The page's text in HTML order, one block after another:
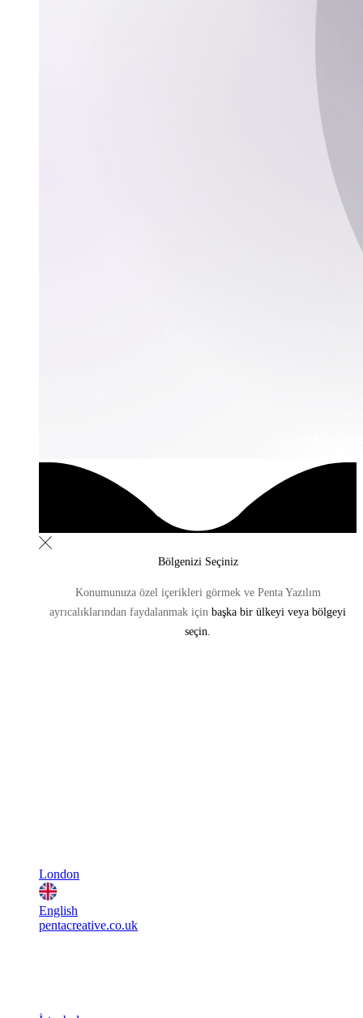
Bölgenizi Seçiniz
Konumunuza özel içerikleri görmek ve Penta Yazılım
ayrıcalıklarından faydalanmak için başka bir ülkeyi veya bölgeyi
seçin.
London
English
pentacreative.co.uk